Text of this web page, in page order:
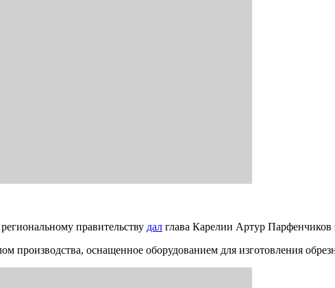
правительству дал глава Карелии Артур Парфенчиков
производства, оснащенное оборудованием для изготовления